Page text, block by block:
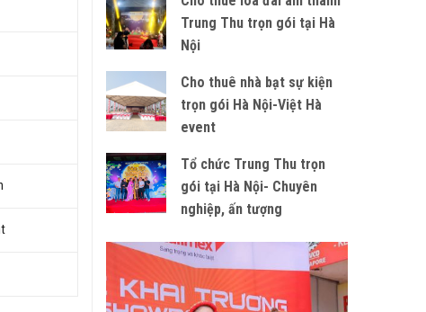
Trung Thu trọn gói tại Hà
Nội
Cho thuê nhà bạt sự kiện
trọn gói Hà Nội-Việt Hà
event
Tổ chức Trung Thu trọn
gói tại Hà Nội- Chuyên
nghiệp, ấn tượng